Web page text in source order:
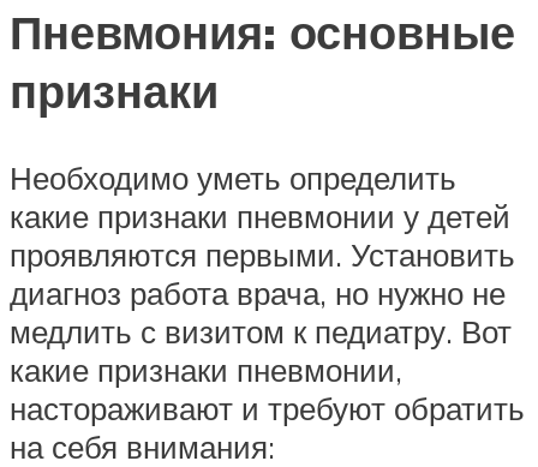
Пневмония: основные
признаки
Необходимо уметь определить
какие признаки пневмонии у детей
проявляются первыми. Установить
диагноз работа врача, но нужно не
медлить с визитом к педиатру. Вот
какие признаки пневмонии,
настораживают и требуют обратить
на себя внимания: